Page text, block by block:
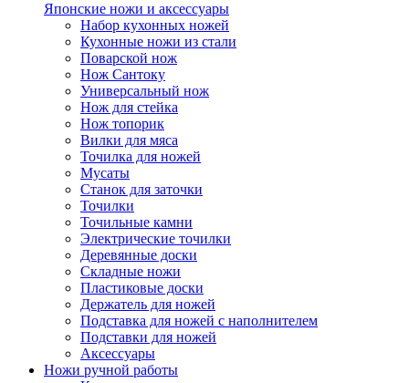
Японские ножи и аксессуары
Набор кухонных ножей
Кухонные ножи из стали
Поварской нож
Нож Сантоку
Универсальный нож
Нож для стейка
Нож топорик
Вилки для мяса
Точилка для ножей
Мусаты
Станок для заточки
Точилки
Точильные камни
Электрические точилки
Деревянные доски
Складные ножи
Пластиковые доски
Держатель для ножей
Подставка для ножей с наполнителем
Подставки для ножей
Аксессуары
Ножи ручной работы